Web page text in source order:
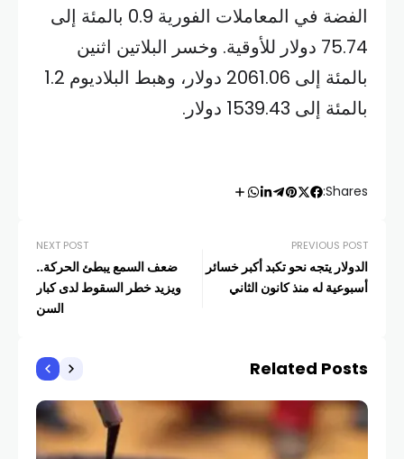
الفضة في المعاملات الفورية 0.9 بالمئة إلى
75.74 دولار للأوقية. وخسر ​البلاتين اثنين
بالمئة إلى 2061.06 دولار، وهبط البلاديوم 1.2
بالمئة إلى 1539.43 دولار.
Shares:
PREVIOUS POST
الدولار يتجه نحو تكبد أكبر خسائر
أسبوعية له منذ كانون الثاني
NEXT POST
ضعف السمع يبطئ الحركة..
ويزيد خطر السقوط لدى كبار
السن
Related Posts